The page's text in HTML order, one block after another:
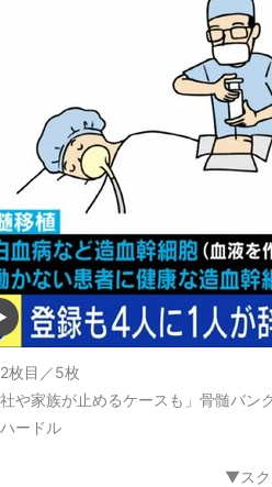
枚目／5枚
社や家族が止めるケースも」骨髄バ
ードル
▼スク